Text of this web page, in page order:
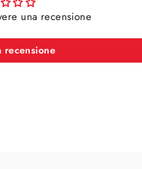
una recensione
recensione